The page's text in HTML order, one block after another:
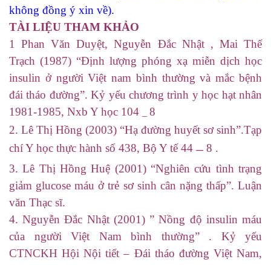
không đồng ý xin về).
TÀI LIỆU THAM KHẢO
1 Phan Văn Duyệt, Nguyễn Đắc Nhật , Mai Thế
Trạch (1987) “Định lượng phóng xạ miễn dịch học
insulin ở người Việt nam bình thường và mắc bệnh
đái tháo đường”. Kỷ yếu chương trình y học hạt nhân
1981-1985, Nxb Y học 104 – 8
2. Lê Thị Hồng (2003) “Hạ đường huyết sơ sinh”.Tạp
chí Y học thực hành số 438, Bộ Y tế 44–8 .
3. Lê Thị Hồng Huệ (2001) “Nghiên cứu tình trạng
giảm glucose máu ở trẻ sơ sinh cân nặng thấp”. Luận
văn Thạc sĩ.
4. Nguyễn Đắc Nhật (2001) ” Nồng độ insulin máu
của người Việt Nam bình thường” . Kỷ yếu
CTNCKH Hội Nội tiết – Đái tháo đường Việt Nam,